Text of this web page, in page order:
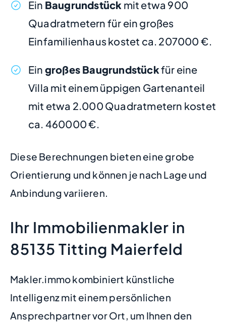
Ein Baugrundstück mit etwa 900
Quadratmetern für ein großes
Einfamilienhaus kostet ca. 207000 €.
Ein großes Baugrundstückfür eine
Villa mit einem üppigen Gartenanteil
mit etwa 2.000 Quadratmetern kostet
ca. 460000 €.
Diese Berechnungen bieten eine grobe
Orientierung und können je nach Lage und
Anbindung variieren.
Ihr Immobilienmakler in
85135 Titting Maierfeld
Makler.immo kombiniert künstliche
Intelligenz mit einem persönlichen
Ansprechpartner vor Ort, um Ihnen den